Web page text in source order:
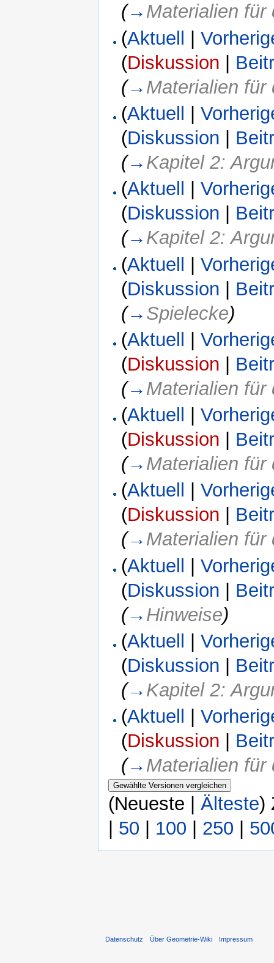
(→ Materialien für
(Aktuell |
(Diskussion |
(→ Materialien für
(Aktuell |
(Diskussion
(→ Kapitel 2:
(Aktuell |
(Diskussion
(→ Kapitel 2:
(Aktuell |
(Diskussion |
(→ Spielecke)
(Aktuell |
(Diskussion
(→ Materialien für
(Aktuell |
(Diskussion
(→ Materialien für
(Aktuell |
(Diskussion
(→ Materialien für
(Aktuell |
(Diskussion |
(→ Hinweise)
(Aktuell |
(Diskussion
(→ Kapitel 2:
(Aktuell |
(Diskussion
(→ Materialien für
(Neueste | Älteste)
50 100 250
Datenschutz Über Geometrie-Wiki Impressum